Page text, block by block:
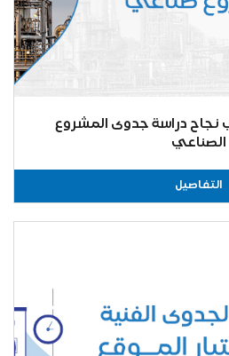
نجاح دراسة جدوى المشروع
الصناعي
التفاصيل